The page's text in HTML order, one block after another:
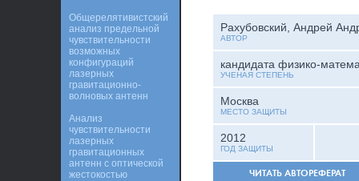
Рахубовский, Андрей
АВТОР
кандидата физико-
УЧЕНАЯ СТЕПЕНЬ
Москва
МЕСТО ЗАЩИТЫ
2012
ГОД ЗАЩИТЫ
ЧИТАТЬ АВТОРЕФЕРАТ
Общерелятивистский
анализ предельной
чувствительности
возможных
конфигураций
лазерных
гравитационно-
волновых антенн
Анализ
чувствительности
лазерных
гравитационных
антенн с оптической
жестокостью